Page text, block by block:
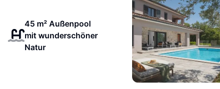
45 m² Außenpool
mit wunderschöner
Natur